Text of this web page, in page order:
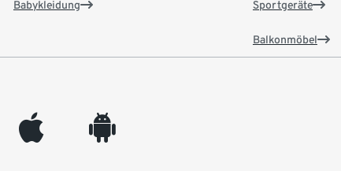
Babykleidung Sportgeräte
Balkonmöbel
appleinc android